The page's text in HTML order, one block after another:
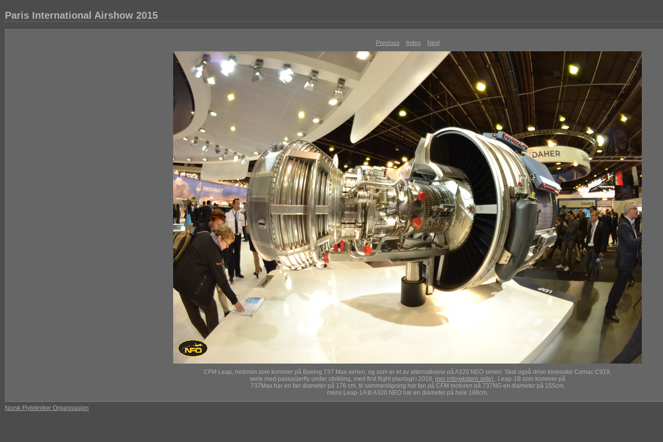
Paris International Airshow 2015
Previous Index Next
CFM Leap, motoren som kommer på Boeing 737 Max serien, og som er et av alternativene på A320 NEO serien. Skal også drive kinesiske Comac C919,
serie med passasjerfly under utvikling, med first flight planlagt i 2016, mer info(ekstern side) . Leap-1B som kommer på
737Max har en fan diameter på 176 cm, til sammenligning har fan på CFM motoren på 737NG en diameter på 155cm,
mens Leap-1A til A320 NEO har en diameter på hele 198cm.
Norsk Flytekniker Organisasjon